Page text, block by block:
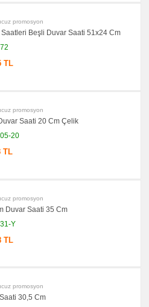
promosyon
Saatleri Beşli Duvar Saati 51x24 Cm
TL
promosyon
Saati 20 Cm Çelik
20
TL
promosyon
Duvar Saati 35 Cm
Y
TL
promosyon
30,5 Cm